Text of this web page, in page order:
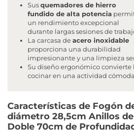
Susquemadores de hierro
fundido de alta potencia
un rendimiento excepcional
durante largas sesiones de
La carcasa deacero inoxidable
proporciona una durabilidad
impresionante y una limpieza
Su diseño ergonómico convierte
cocinar en una actividad
Características de Fogón
diámetro 28,5cm Anillos
Doble 70cm de